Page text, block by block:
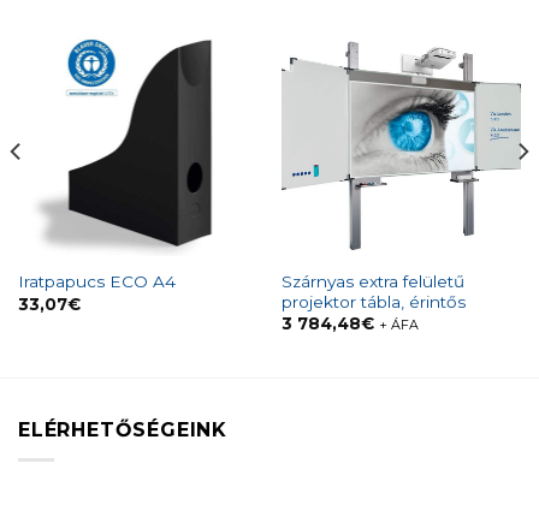
Iratpapucs ECO A4
33,07€
Szárnyas extra felületű
projektor tábla, érintős
3 784,48€ + ÁFA
ELÉRHETŐSÉGEINK